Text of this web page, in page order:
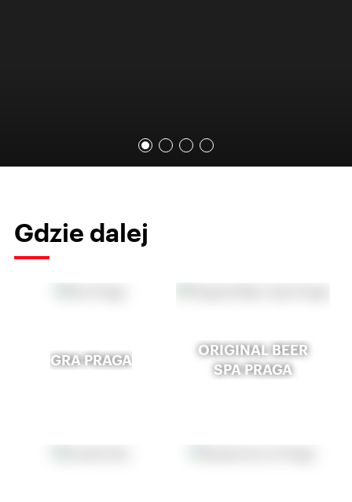
Gdzie dalej
GRA PRAGA
ORIGINAL BEER
SPA PRAGA